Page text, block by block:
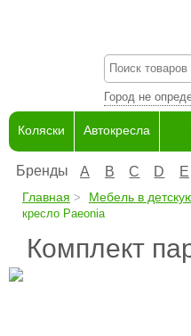
Город не
Коляски Автокресла
Бренды A B C D E
Главная Мебель в
кресло Paeonia
Комплект